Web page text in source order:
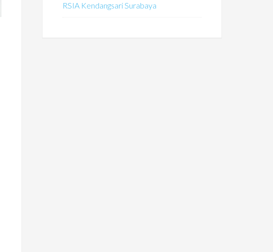
RSIA Kendangsari Surabaya